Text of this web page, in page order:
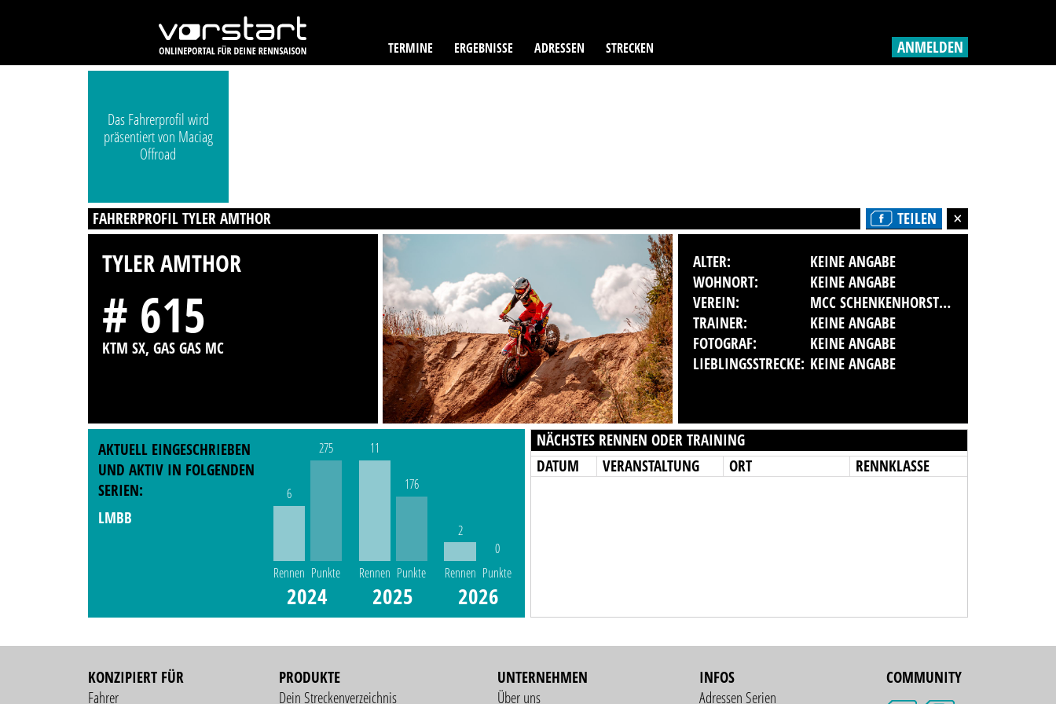
TERMINE ERGEBNISSE ADRESSEN STRECKEN ANMELDEN
Das Fahrerprofil wird
präsentiert von Maciag
Offroad
FAHRERPROFIL TYLER AMTHOR TEILEN
TYLER AMTHOR
# 615
KTM SX, GAS GAS MC
ALTER:
KEINE ANGABE
WOHNORT:
KEINE ANGABE
VEREIN:
MCC SCHENKENHORST BERLIN E.V. ORTSCLUB IM ADAC
TRAINER:
KEINE ANGABE
FOTOGRAF:
KEINE ANGABE
LIEBLINGSSTRECKE: KEINE ANGABE
AKTUELL EINGESCHRIEBEN
UND AKTIV IN FOLGENDEN
SERIEN:
LMBB
6
Rennen
275
Punkte
2024
11
Rennen
176
Punkte
2025
2
Rennen
0
Punkte
2026
NÄCHSTES RENNEN ODER TRAINING
DATUM
VERANSTALTUNG ORT RENNKLASSE
KONZIPIERT FÜR
Fahrer
PRODUKTE
Dein Streckenverzeichnis
UNTERNEHMEN
Über uns
INFOS
Adressen Serien
COMMUNITY